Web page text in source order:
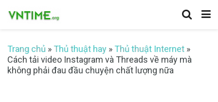
Trang chủ » Thủ thuật hay » Thủ thuật Internet »
Cách tải video Instagram và Threads về máy mà
không phải đau đầu chuyện chất lượng nữa